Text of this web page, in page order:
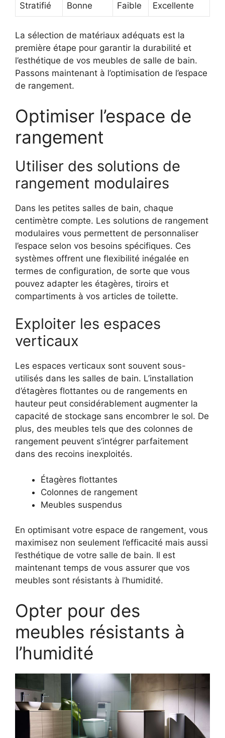
Stratifié Bonne Faible Excellente
La sélection de matériaux adéquats est la
première étape pour garantir la durabilité et
l’esthétique de vos meubles de salle de bain.
Passons maintenant à l’optimisation de l’espace
de rangement.
Optimiser l’espace de
rangement
Utiliser des solutions de
rangement modulaires
Dans les petites salles de bain, chaque
centimètre compte. Les solutions de rangement
modulaires vous permettent de personnaliser
l’espace selon vos besoins spécifiques. Ces
systèmes offrent une flexibilité inégalée en
termes de configuration, de sorte que vous
pouvez adapter les étagères, tiroirs et
compartiments à vos articles de toilette.
Exploiter les espaces
verticaux
Les espaces verticaux sont souvent sous-
utilisés dans les salles de bain. L’installation
d’étagères flottantes ou de rangements en
hauteur peut considérablement augmenter la
capacité de stockage sans encombrer le sol. De
plus, des meubles tels que des colonnes de
rangement peuvent s’intégrer parfaitement
dans des recoins inexploités.
Étagères flottantes
Colonnes de rangement
Meubles suspendus
En optimisant votre espace de rangement, vous
maximisez non seulement l’efficacité mais aussi
l’esthétique de votre salle de bain. Il est
maintenant temps de vous assurer que vos
meubles sont résistants à l’humidité.
Opter pour des
meubles résistants à
l’humidité